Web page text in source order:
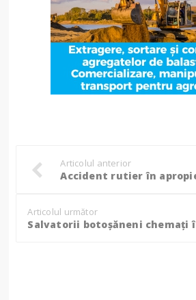
Articolul anterior
Articolul următor